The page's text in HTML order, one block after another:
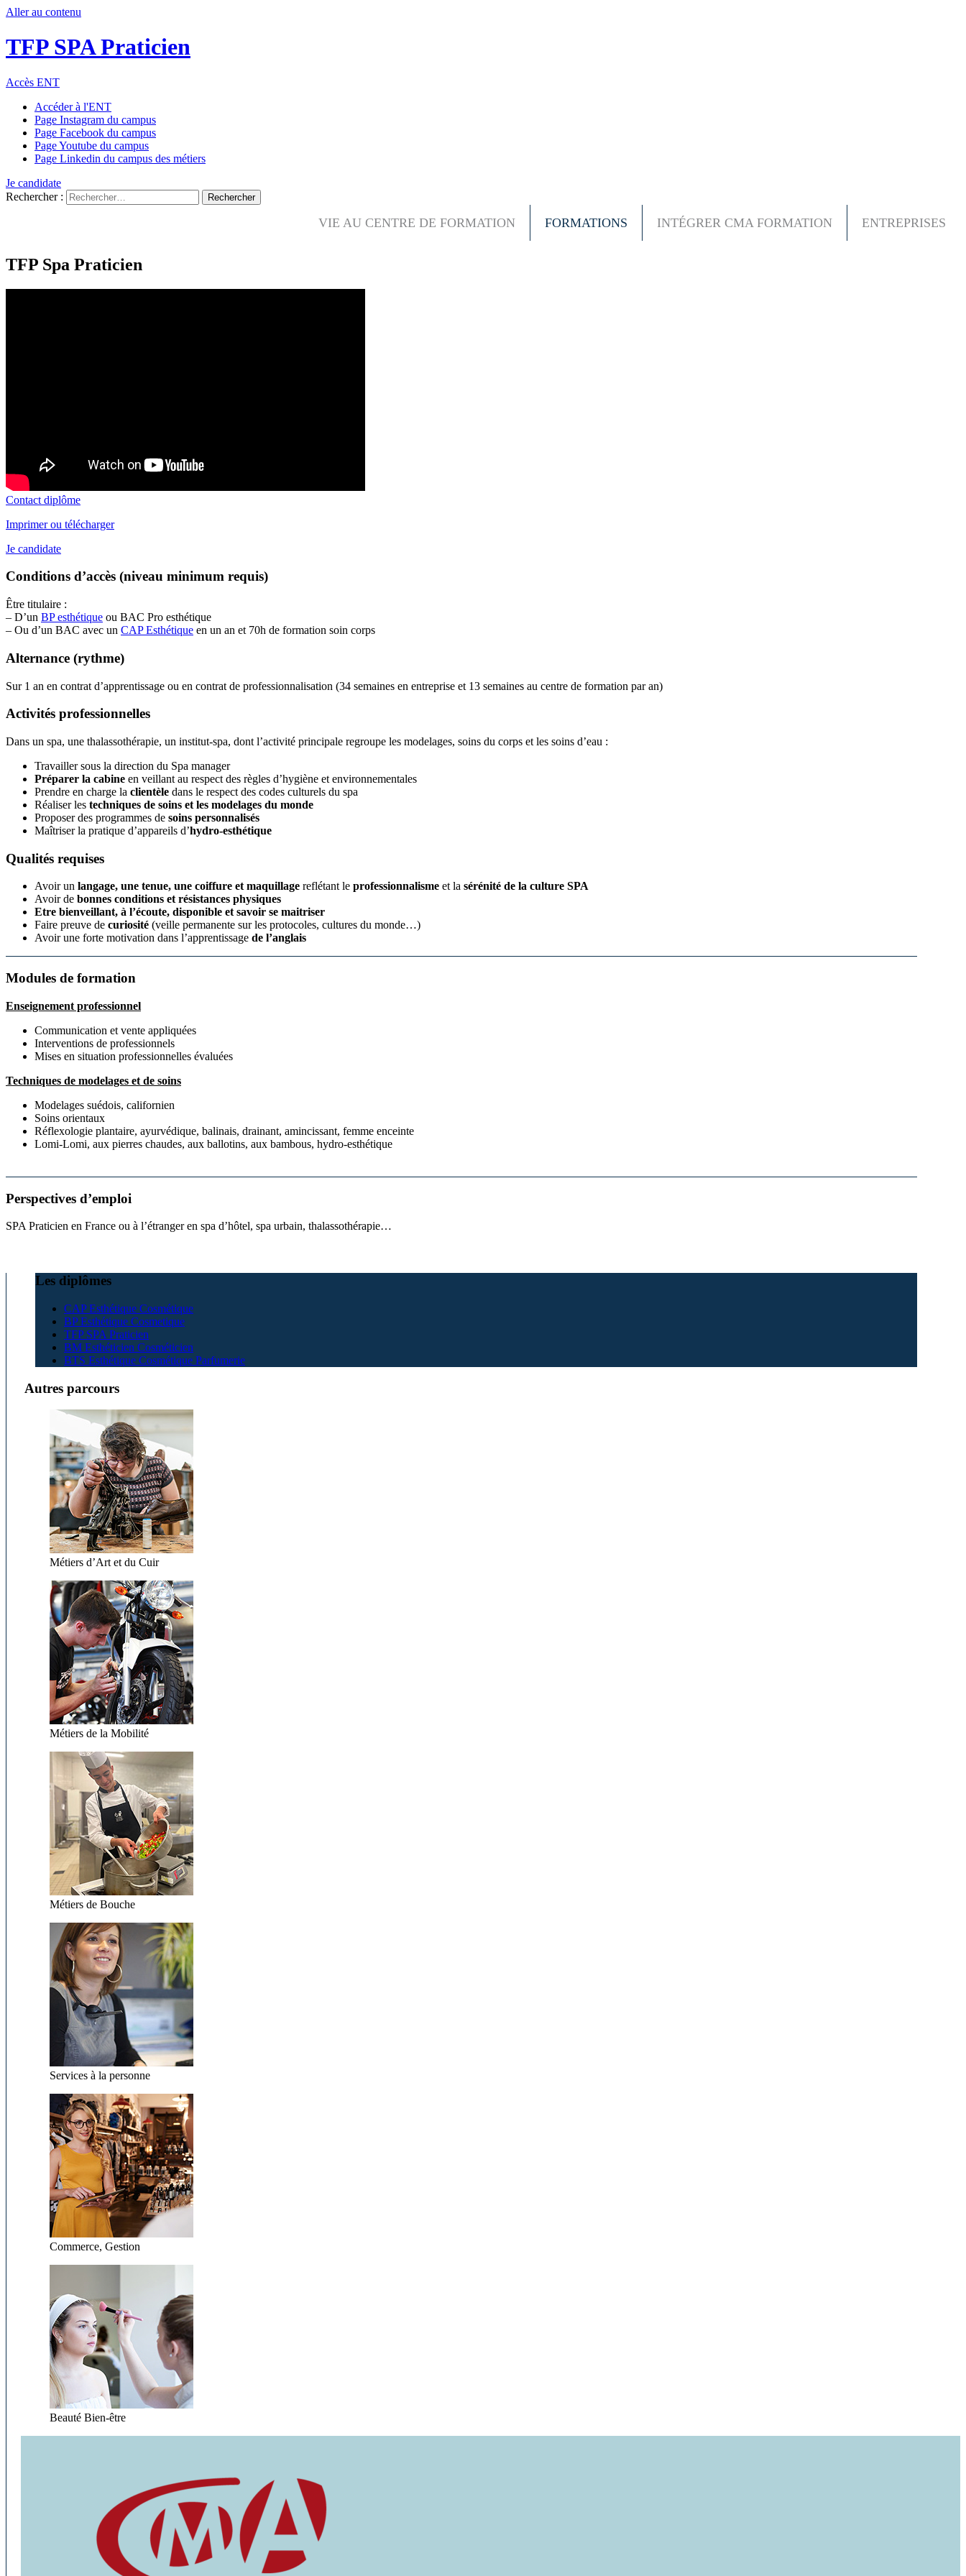
Aller au contenu
TFP SPA Praticien
Accès ENT
Accéder à l'ENT
Page Instagram du campus
Page Facebook du campus
Page Youtube du campus
Page Linkedin du campus des métiers
Je candidate
Rechercher :
VIE AU CENTRE DE FORMATION FORMATIONS INTÉGRER CMA FORMATION ENTREPRISES
TFP Spa Praticien
Contact diplôme
Imprimer ou télécharger
Je candidate
Conditions d’accès (niveau minimum requis)
Être titulaire :
– D’un BP esthétique ou BAC Pro esthétique
– Ou d’un BAC avec un CAP Esthétique en un an et 70h de formation soin corps
Alternance (rythme)
Sur 1 an en contrat d’apprentissage ou en contrat de professionnalisation (34 semaines en entreprise et 13 semaines au centre de formation par an)
Activités professionnelles
Dans un spa, une thalassothérapie, un institut-spa, dont l’activité principale regroupe les modelages, soins du corps et les soins d’eau :
Travailler sous la direction du Spa manager
Préparer la cabine en veillant au respect des règles d’hygiène et environnementales
Prendre en charge la clientèle dans le respect des codes culturels du spa
Réaliser les techniques de soins et les modelages du monde
Proposer des programmes de soins personnalisés
Maîtriser la pratique d’appareils d’hydro-esthétique
Qualités requises
Avoir un langage, une tenue, une coiffure et maquillage reflétant le professionnalisme et la sérénité de la culture SPA
Avoir de bonnes conditions et résistances physiques
Etre bienveillant, à l’écoute, disponible et savoir se maitriser
Faire preuve de curiosité (veille permanente sur les protocoles, cultures du monde…)
Avoir une forte motivation dans l’apprentissage de l’anglais
Modules de formation
Enseignement professionnel
Communication et vente appliquées
Interventions de professionnels
Mises en situation professionnelles évaluées
Techniques de modelages et de soins
Modelages suédois, californien
Soins orientaux
Réflexologie plantaire, ayurvédique, balinais, drainant, amincissant, femme enceinte
Lomi-Lomi, aux pierres chaudes, aux ballotins, aux bambous, hydro-esthétique
Perspectives d’emploi
SPA Praticien en France ou à l’étranger en spa d’hôtel, spa urbain, thalassothérapie…
Les diplômes
CAP Esthétique Cosmétique
BP Esthétique Cosmetique
TFP SPA Praticien
BM Esthéticien Cosméticien
BTS Esthétique Cosmétique Parfumerie
Autres parcours
Métiers d’Art et du Cuir
Métiers de la Mobilité
Métiers de Bouche
Services à la personne
Commerce, Gestion
Beauté Bien-être